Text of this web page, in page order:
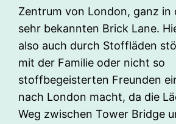
Zentrum von London, ganz in
sehr bekannten Brick Lane.
also auch durch Stoffläden
mit der Familie oder nicht so
stoffbegeisterten Freunden
nach London macht, da die
Weg zwischen Tower Bridge